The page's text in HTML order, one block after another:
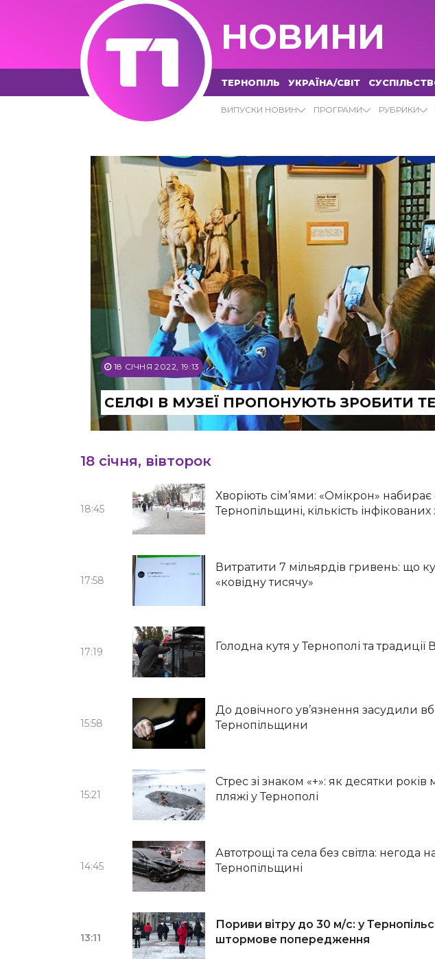
НОВИНИ
ТЕРНОПІЛЬ УКРАЇНА/СВІТ
ВИПУСКИ НОВИН ПРОГРАМИ РУБРИКИ
18.01.2022 - Т1 НОВИНИ
18 СІЧНЯ 2022, 19:13
СЕЛФІ В МУЗЕЇ ПРОПОНУЮТЬ ЗРОБИТИ
18 січня, вівторок
18:45
Хворіють сім’ями: «Омікрон» набирає
Тернопільщині, кількість інфікованих
17:58
Витратити 7 мільярдів гривень: що
«ковідну тисячу»
17:19 Голодна кутя у Тернополі та
15:58
До довічного ув’язнення засудили
Тернопільщини
15:21
Стрес зі знаком «+»: як десятки
пляжі у Тернополі
14:45
Автотрощі та села без світла: негода
Тернопільщині
13:11
Пориви вітру до 30 м/с: у
штормове попередження